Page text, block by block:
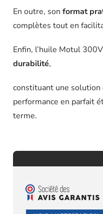
En outre, son format
complètes tout en
Enfin, l’huile Motul
durabilité,
constituant une
performance en parfait
terme.